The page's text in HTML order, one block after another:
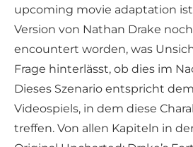
upcoming movie adaptation
Version von Nathan Drake
encountert worden, was
Frage hinterlässt, ob dies im
Dieses Szenario entspricht
Videospiels, in dem diese
treffen. Von allen Kapiteln in